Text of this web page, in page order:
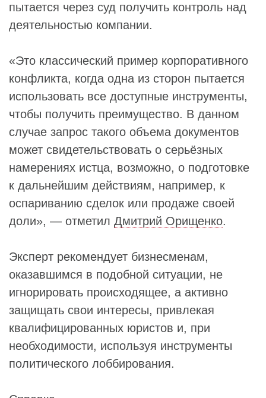
пытается через суд получить контроль над
деятельностью компании.
«Это классический пример корпоративного
конфликта, когда одна из сторон пытается
использовать все доступные инструменты,
чтобы получить преимущество. В данном
случае запрос такого объема документов
может свидетельствовать о серьёзных
намерениях истца, возможно, о подготовке
к дальнейшим действиям, например, к
оспариванию сделок или продаже своей
доли», — отметил Дмитрий Орищенко.
Эксперт рекомендует бизнесменам,
оказавшимся в подобной ситуации, не
игнорировать происходящее, а активно
защищать свои интересы, привлекая
квалифицированных юристов и, при
необходимости, используя инструменты
политического лоббирования.